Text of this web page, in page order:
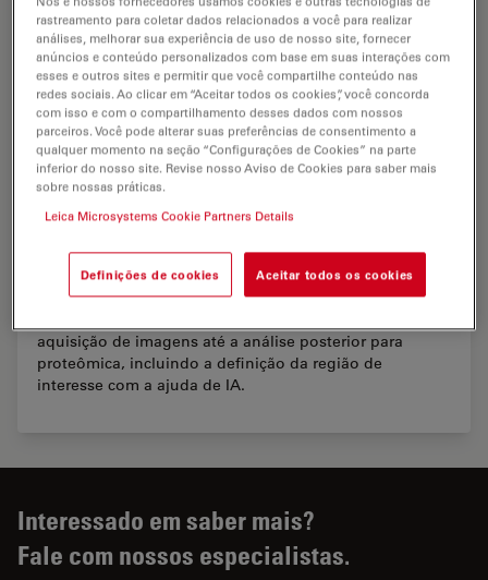
espacial
aquisição de imagens até a análise posterior para
proteômica, incluindo a definição da região de
interesse com a ajuda de IA.
Interessado em saber mais?
Fale com nossos especialistas.
rastreamento para coletar dados relacionados a você para realizar
análises, melhorar sua experiência de uso de nosso site, fornecer
anúncios e conteúdo personalizados com base em suas interações com
esses e outros sites e permitir que você compartilhe conteúdo nas
redes sociais. Ao clicar em “Aceitar todos os cookies”, você concorda
com isso e com o compartilhamento desses dados com nossos
parceiros. Você pode alterar suas preferências de consentimento a
qualquer momento na seção “Configurações de Cookies” na parte
inferior do nosso site. Revise nosso Aviso de Cookies para saber mais
sobre nossas práticas.
Leica Microsystems Cookie Partners Details
Definições de cookies Aceitar todos os cookies